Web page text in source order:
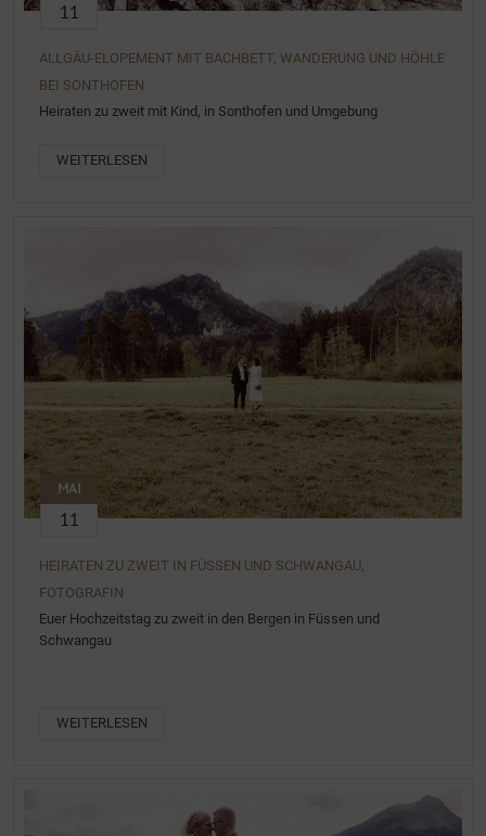
11
ALLGÄU-ELOPEMENT MIT BACHBETT, WANDERUNG UND HÖHLE
BEI SONTHOFEN
Heiraten zu zweit mit Kind, in Sonthofen und Umgebung
WEITERLESEN
MAI
11
HEIRATEN ZU ZWEIT IN FÜSSEN UND SCHWANGAU,
FOTOGRAFIN
Euer Hochzeitstag zu zweit in den Bergen in Füssen und
Schwangau
WEITERLESEN